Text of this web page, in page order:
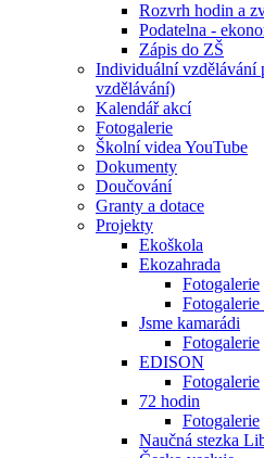
Rozvrh hodin a
Podatelna -
Zápis do ZŠ
Individuální vzdělávání
vzdělávání)
Kalendář akcí
Fotogalerie
Školní videa YouTube
Dokumenty
Doučování
Granty a dotace
Projekty
Ekoškola
Ekozahrada
Fotogalerie
Fotogalerie
Jsme kamarádi
Fotogalerie
EDISON
Fotogalerie
72 hodin
Fotogalerie
Naučná stezka